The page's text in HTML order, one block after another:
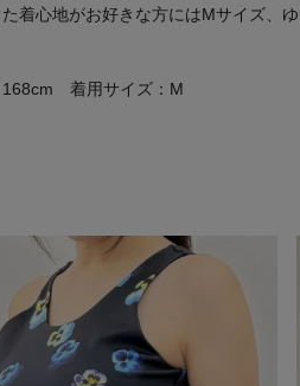
着心地がお好きな方にはMサイズ、
168cm 着用サイズ：M